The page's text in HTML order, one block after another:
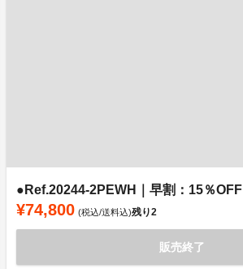
●Ref.20244-2PEWH｜早割：15％OFF
¥74,800 (税込/送料込)残り2
販売終了